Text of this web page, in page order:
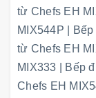
từ Chefs EH
MIX544P
từ Chefs EH
MIX333
Bếp
Chefs EH